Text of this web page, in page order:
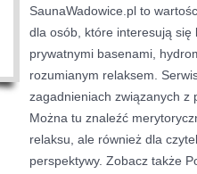
SaunaWadowice.pl to
dla osób, które interesują się
prywatnymi basenami,
rozumianym relaksem.
zagadnieniach związanych z
Można tu znaleźć
relaksu, ale również dla
perspektywy. Zobacz także